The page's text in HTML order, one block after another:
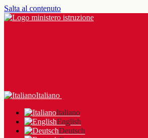
Salta al contenuto
Italiano
Italiano
English
Deutsch